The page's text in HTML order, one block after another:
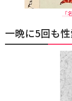
「
一晩に5回も